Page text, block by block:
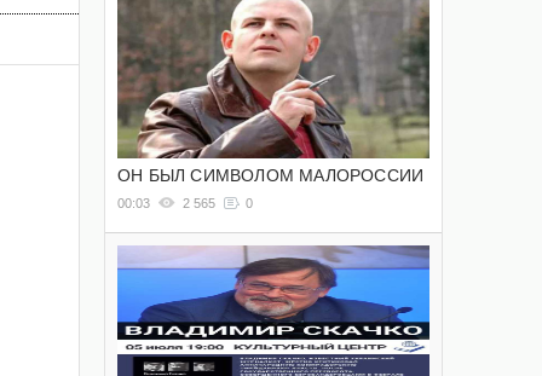
ОН БЫЛ СИМВОЛОМ МАЛОРОССИИ
00:03 2 565 0